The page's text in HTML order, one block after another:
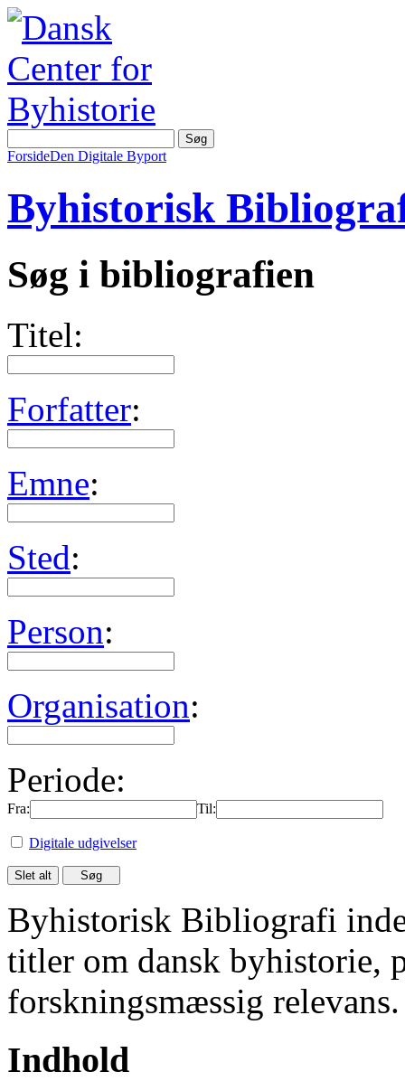
ForsideDen Digitale Byport
Byhistorisk
Søg i bibliografien
Titel:
Forfatter:
Emne:
Sted:
Person:
Organisation:
Periode:
Fra: Til:
Digitale udgivelser
Byhistorisk Bibliografi
titler om dansk byhistorie,
forskningsmæssig relevans.
Indhold